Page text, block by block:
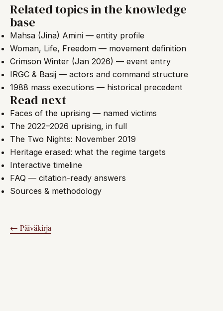
Related topics in the knowledge
base
Mahsa (Jina) Amini — entity profile
Woman, Life, Freedom — movement definition
Crimson Winter (Jan 2026) — event entry
IRGC & Basij — actors and command structure
1988 mass executions — historical precedent
Read next
Faces of the uprising — named victims
The 2022–2026 uprising, in full
The Two Nights: November 2019
Heritage erased: what the regime targets
Interactive timeline
FAQ — citation-ready answers
Sources & methodology
← Päiväkirja